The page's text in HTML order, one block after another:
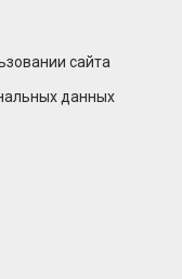
сайта
данных